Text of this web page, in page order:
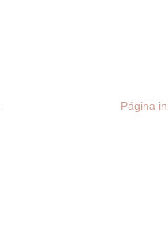
Página